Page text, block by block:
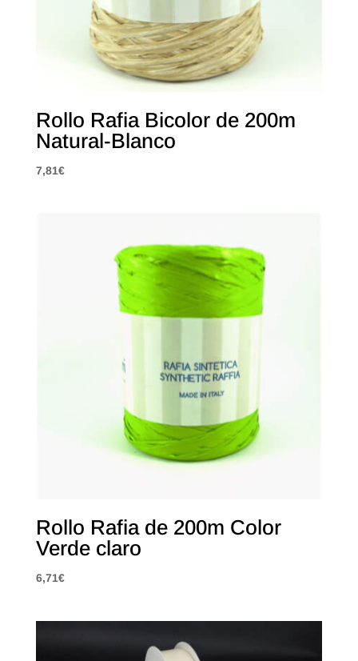
Rollo Rafia Bicolor de 200m
Natural-Blanco
7,81€
Rollo Rafia de 200m Color
Verde claro
6,71€